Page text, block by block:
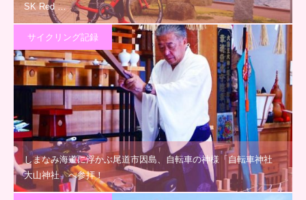
SK Red …
サイクリング記録
しまなみ海道に浮かぶ尾道市因島、自転車の神様「自転車神社
大山神社」へ参拝！